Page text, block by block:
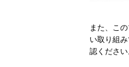
また、こ
い取り組
認ください